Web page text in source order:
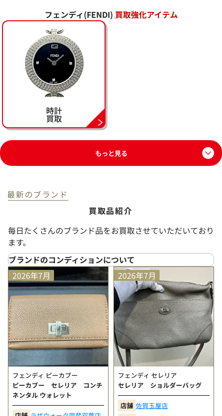
フェンディ(FENDI) 買取強化アイテム
時計
買取
もっと見る
最新のブランド
買取品紹介
毎日たくさんのブランド品をお買取させていただいており
ます。
ブランドのコンディションについて
SS（新品未使用）
プライスタグや化粧箱などが付属しており、未使用品
と判断できる大変状態の良い商品
S （未使用に近い）
使用された形跡がほとんど見られない大変状態の良い
商品
A+（非常にきれい）
数回程度の使用感は見られるが、新品に近い印象を保
った状態の良い商品
（きれい）
少々の使用感は見受けられるが、全体として状態の良
い商品
2026年7月
フェンディ ピーカブー
ピーカブー セレリア コンチ
ネンタル ウォレット
2026年7月
フェンディ セレリア
セレリア ショルダーバッグ
店舗 佐賀玉屋店